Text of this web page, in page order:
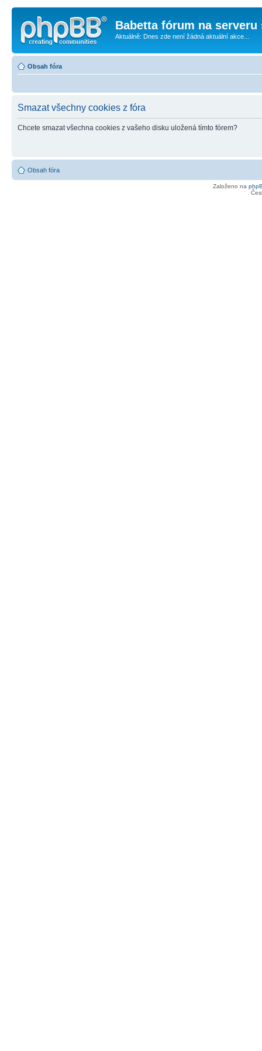
Babetta fórum na serveru
Aktuálně: Dnes zde není žádná aktuální akce...
Obsah fóra
Smazat všechny cookies z fóra
Chcete smazat všechna cookies z vašeho disku uložená tímto fórem?
Obsah fóra
Založeno na